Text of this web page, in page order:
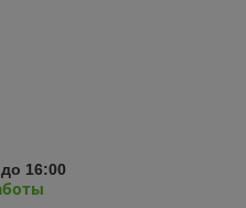
16:00